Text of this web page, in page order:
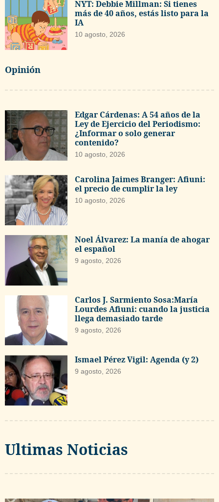
NYT: Debbie Millman: Si tienes
más de 40 años, estás listo para la
IA
10 agosto, 2026
Opinión
Edgar Cárdenas: A 54 años de la
Ley de Ejercicio del Periodismo:
¿Informar o solo generar
contenido?
10 agosto, 2026
Carolina Jaimes Branger: Afiuni:
el precio de cumplir la ley
10 agosto, 2026
Noel Álvarez: La manía de ahogar
el español
9 agosto, 2026
Carlos J. Sarmiento Sosa:María
Lourdes Afiuni: cuando la justicia
llega demasiado tarde
9 agosto, 2026
Ismael Pérez Vigil: Agenda (y 2)
9 agosto, 2026
Ultimas Noticias